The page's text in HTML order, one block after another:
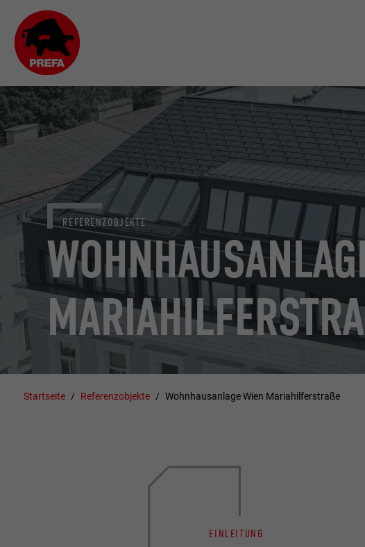
REFERENZOBJEKTE
Startseite Referenzobjekte Wohnhausanlage Wien Mariahilferstraße
EINLEITUNG